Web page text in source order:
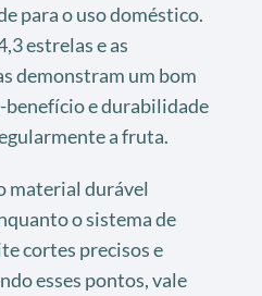
para o uso doméstico.
estrelas e as
demonstram um bom
e durabilidade
a fruta.
material durável
o sistema de
cortes precisos e
esses pontos, vale